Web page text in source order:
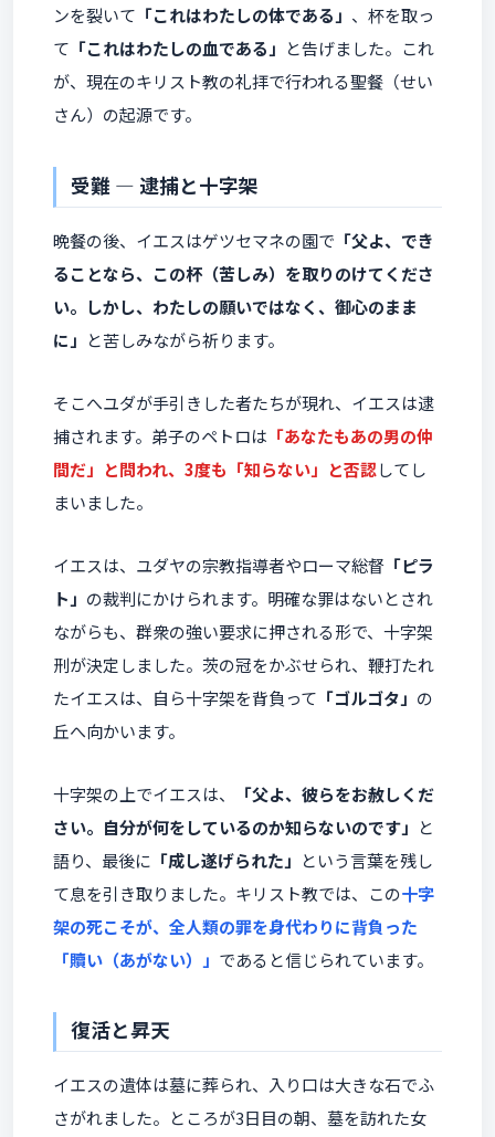
ンを裂いて 「これはわたしの体である」 、杯を取っ
て 「これはわたしの血である」 と告げました。これ
が、現在のキリスト教の礼拝で行われる聖餐（せい
さん）の起源です。
受難 ― 逮捕と十字架
晩餐の後、イエスはゲツセマネの園で 「父よ、でき
ることなら、この杯（苦しみ）を取りのけてくださ
い。しかし、わたしの願いではなく、御心のまま
に」 と苦しみながら祈ります。
そこへユダが手引きした者たちが現れ、イエスは逮
捕されます。弟子のペトロは 「あなたもあの男の仲
間だ」と問われ、3度も「知らない」と否認してし
まいました。
イエスは、ユダヤの宗教指導者やローマ総督 「ピラ
ト」 の裁判にかけられます。明確な罪はないとされ
ながらも、群衆の強い要求に押される形で、十字架
刑が決定しました。茨の冠をかぶせられ、鞭打たれ
たイエスは、自ら十字架を背負って 「ゴルゴタ」 の
丘へ向かいます。
十字架の上でイエスは、
「父よ、彼らをお赦しくだ
さい。自分が何をしているのか知らないのです」 と
語り、最後に 「成し遂げられた」 という言葉を残し
て息を引き取りました。キリスト教では、この十字
架の死こそが、全人類の罪を身代わりに背負った
「贖い（あがない）」 であると信じられています。
復活と昇天
イエスの遺体は墓に葬られ、入り口は大きな石でふ
さがれました。ところが3日目の朝、墓を訪れた女